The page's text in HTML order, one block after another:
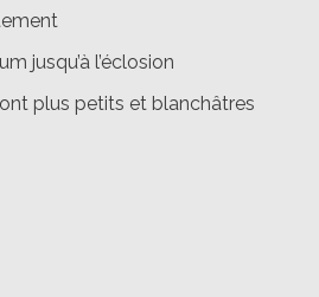
jusqu’à l’éclosion
plus petits et blanchâtres